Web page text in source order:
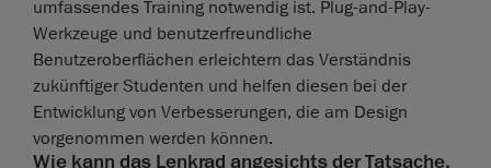
umfassendes Training notwendig ist. Plug-and-Play-
Werkzeuge und benutzerfreundliche
Benutzeroberflächen erleichtern das Verständnis
zukünftiger Studenten und helfen diesen bei der
Entwicklung von Verbesserungen, die am Design
vorgenommen werden können.
Wie kann das Lenkrad angesichts der Tatsache,